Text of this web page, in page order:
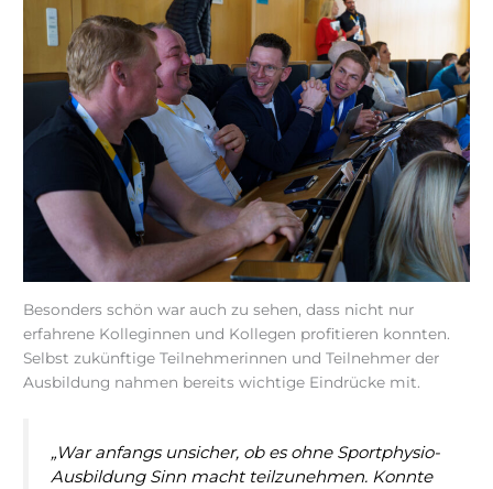
Besonders schön war auch zu sehen, dass nicht nur
erfahrene Kolleginnen und Kollegen profitieren konnten.
Selbst zukünftige Teilnehmerinnen und Teilnehmer der
Ausbildung nahmen bereits wichtige Eindrücke mit.
„War anfangs unsicher, ob es ohne Sportphysio-
Ausbildung Sinn macht teilzunehmen. Konnte